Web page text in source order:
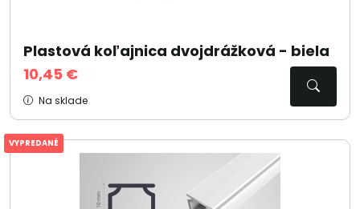
Plastová koľajnica dvojdrážková - biela
10,45 €
Na sklade
VYPREDANÉ